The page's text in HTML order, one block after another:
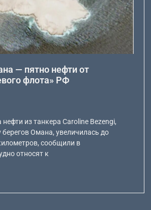
— пятно нефти от
флота» РФ
из танкера Caroline Bezengi,
берегов Омана, увеличилась до
сообщили в
относят к